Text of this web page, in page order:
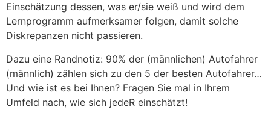
Einschätzung dessen, was er/sie weiß und wird dem
Lernprogramm aufmerksamer folgen, damit solche
Diskrepanzen nicht passieren.
Dazu eine Randnotiz: 90% der (männlichen) Autofahrer
(männlich) zählen sich zu den 5 der besten Autofahrer…
Und wie ist es bei Ihnen? Fragen Sie mal in Ihrem
Umfeld nach, wie sich jedeR einschätzt!